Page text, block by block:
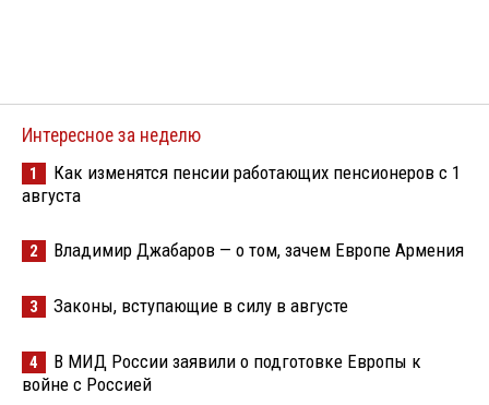
Интересное за неделю
1
Как изменятся пенсии работающих пенсионеров с 1
августа
2 Владимир Джабаров — о том, зачем Европе Армения
3 Законы, вступающие в силу в августе
4
В МИД России заявили о подготовке Европы к
войне с Россией